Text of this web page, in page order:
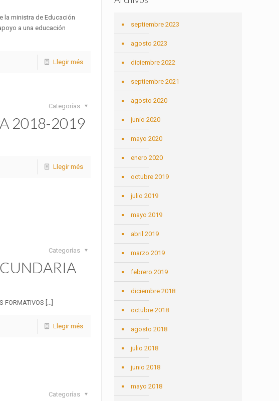
la ministra de Educación
a una educación
Llegir més
Categorías
2018-2019
Llegir més
Categorías
FORMATIVOS [...]
Llegir més
Categorías
septiembre 2023
agosto 2023
diciembre 2022
septiembre 2021
agosto 2020
junio 2020
mayo 2020
enero 2020
octubre 2019
julio 2019
mayo 2019
abril 2019
marzo 2019
febrero 2019
diciembre 2018
octubre 2018
agosto 2018
julio 2018
junio 2018
mayo 2018